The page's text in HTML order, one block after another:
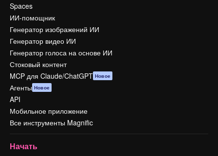
Spaces
ИИ-помощник
Генератор изображений ИИ
Генератор видео ИИ
Генератор голоса на основе ИИ
Стоковый контент
MCP для Claude/ChatGPT Новое
Агенты Новое
API
Мобильное приложение
Все инструменты Magnific
Начать